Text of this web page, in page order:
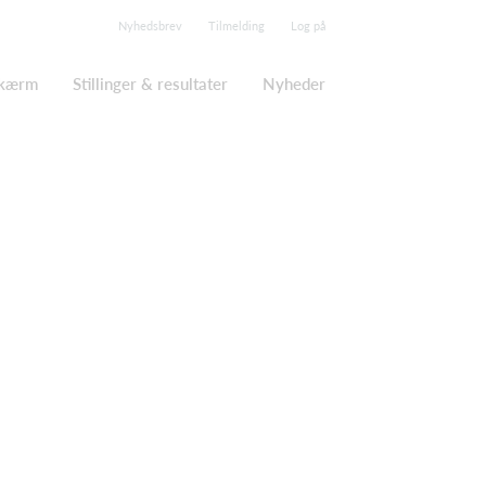
Nyhedsbrev Tilmelding Log på
Stillinger & resultater Nyheder